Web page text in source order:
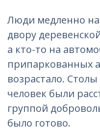
Люди медленно
двору
а кто-то на
припаркованных
возрастало.
человек были
группой
было готово.